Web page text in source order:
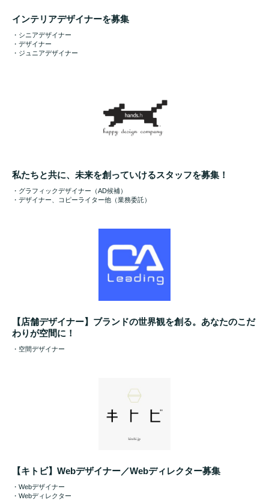
インテリアデザイナーを募集
・シニアデザイナー
・デザイナー
・ジュニアデザイナー
私たちと共に、未来を創っていけるスタッフを募集！
・グラフィックデザイナー（AD候補）
・デザイナー、コピーライター他（業務委託）
【店舗デザイナー】ブランドの世界観を創る。あなたのこだ
わりが空間に！
・空間デザイナー
【キトビ】Webデザイナー／Webディレクター募集
・Webデザイナー
・Webディレクター